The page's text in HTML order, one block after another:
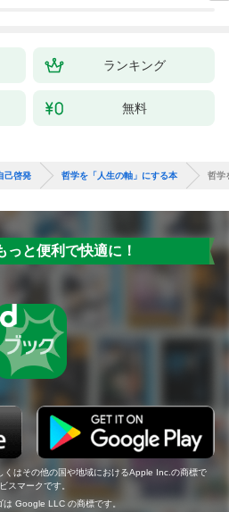
ランキング
無料
己啓発 哲学を「人生の軸」にする本 哲学
っと便利で快適に！
はその他の国や地域におけるApple Inc.の商標で
スマークです。
Google LLC の商標です。